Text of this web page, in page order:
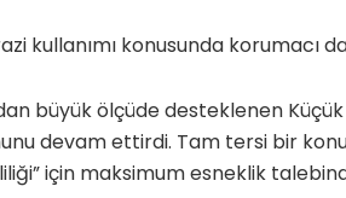
kullanımı konusunda korumacı
büyük ölçüde desteklenen
devam ettirdi. Tam tersi bir
için maksimum esneklik